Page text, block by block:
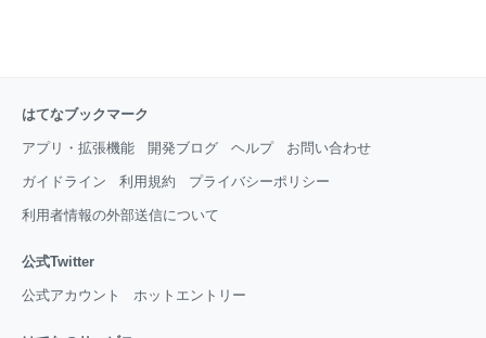
はてなブックマーク
アプリ・拡張機能 開発ブログ ヘルプ お問い合わせ
ガイドライン 利用規約 プライバシーポリシー
利用者情報の外部送信について
公式Twitter
公式アカウント ホットエントリー